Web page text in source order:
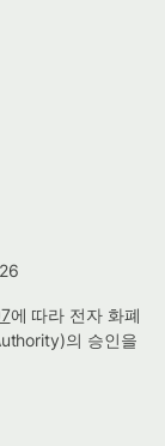
에 따라 전자 화폐
의 승인을